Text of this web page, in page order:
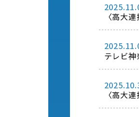
〈高大
テレビ
〈高大